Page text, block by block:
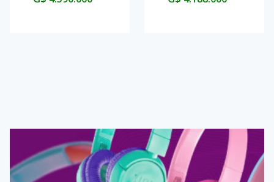
- Ghost of Yōtei Black
PS4/PS5/PC - Black